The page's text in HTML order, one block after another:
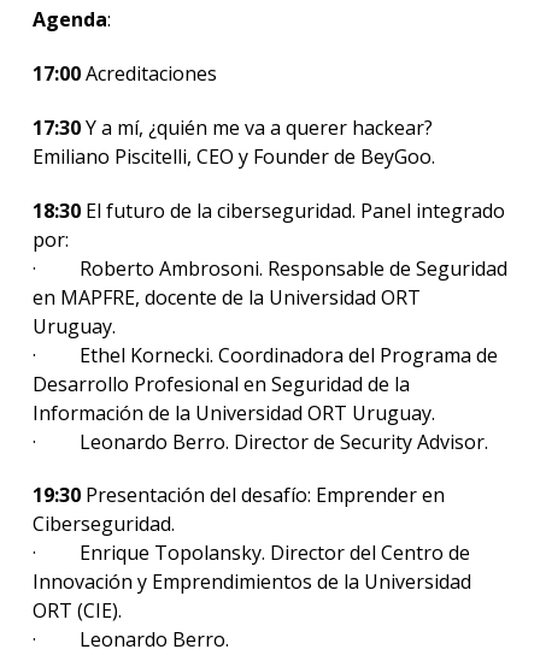
Agenda:
17:00Acreditaciones
17:30Y a mí, ¿quién me va a querer hackear?
Emiliano Piscitelli, CEO y Founder de BeyGoo.
18:30El futuro de la ciberseguridad. Panel integrado
por:
· Roberto Ambrosoni. Responsable de Seguridad
en MAPFRE, docente de la Universidad ORT
Uruguay.
· Ethel Kornecki. Coordinadora del Programa de
Desarrollo Profesional en Seguridad de la
Información de la Universidad ORT Uruguay.
· Leonardo Berro. Director de Security Advisor.
19:30Presentación del desafío: Emprender en
Ciberseguridad.
· Enrique Topolansky. Director del Centro de
Innovación y Emprendimientos de la Universidad
ORT (CIE).
· Leonardo Berro.